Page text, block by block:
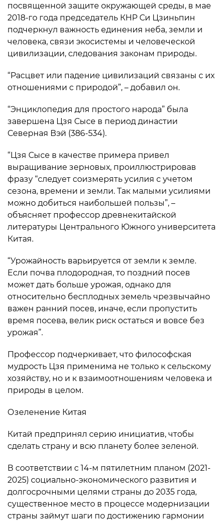
посвященной защите окружающей среды, в мае
2018-го года председатель КНР Си Цзиньпин
подчеркнул важность единения неба, земли и
человека, связи экосистемы и человеческой
цивилизации, следования законам природы.
“Расцвет или падение цивилизаций связаны с их
отношениями с природой”, – добавил он.
“Энциклопедия для простого народа” была
завершена Цзя Сысе в период династии
Северная Вэй (386-534).
“Цзя Сысе в качестве примера привел
выращивание зерновых, проиллюстрировав
фразу “следует соизмерять усилия с учетом
сезона, времени и земли. Так малыми усилиями
можно добиться наибольшей пользы”, –
объясняет профессор древнекитайской
литературы Центрального Южного университета
Китая.
“Урожайность варьируется от земли к земле.
Если почва плодородная, то поздний посев
может дать больше урожая, однако для
относительно бесплодных земель чрезвычайно
важен ранний посев, иначе, если пропустить
время посева, велик риск остаться и вовсе без
урожая”.
Профессор подчеркивает, что философская
мудрость Цзя применима не только к сельскому
хозяйству, но и к взаимоотношениям человека и
природы в целом.
Озеленение Китая
Китай предпринял серию инициатив, чтобы
сделать страну и всю планету более зеленой.
В соответствии с 14-м пятилетним планом (2021-
2025) социально-экономического развития и
долгосрочными целями страны до 2035 года,
существенное место в процессе модернизации
страны займут шаги по достижению гармонии